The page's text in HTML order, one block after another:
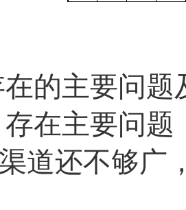
的主要问题
存在主要问题
道还不够广